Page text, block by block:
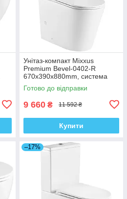
Унітаз-компакт Mixxus
Premium Bevel-0402-R
670x390x880mm, система
змиву RIMLESS (MP6474)
Готово до відправки
9 660 ₴ 11 592 ₴
Купити
–17%